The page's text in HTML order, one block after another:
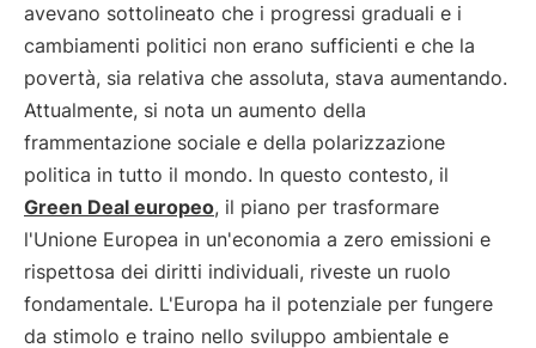
avevano sottolineato che i progressi graduali e i
cambiamenti politici non erano sufficienti e che la
povertà, sia relativa che assoluta, stava aumentando.
Attualmente, si nota un aumento della
frammentazione sociale e della polarizzazione
politica in tutto il mondo. In questo contesto, il
Green Deal europeo, il piano per trasformare
l'Unione Europea in un'economia a zero emissioni e
rispettosa dei diritti individuali, riveste un ruolo
fondamentale. L'Europa ha il potenziale per fungere
da stimolo e traino nello sviluppo ambientale e